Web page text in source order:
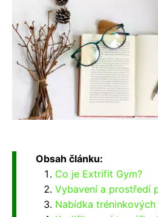
Obsah článku:
Co je Extrifit Gym?
Vybavení a prostředí
Nabídka